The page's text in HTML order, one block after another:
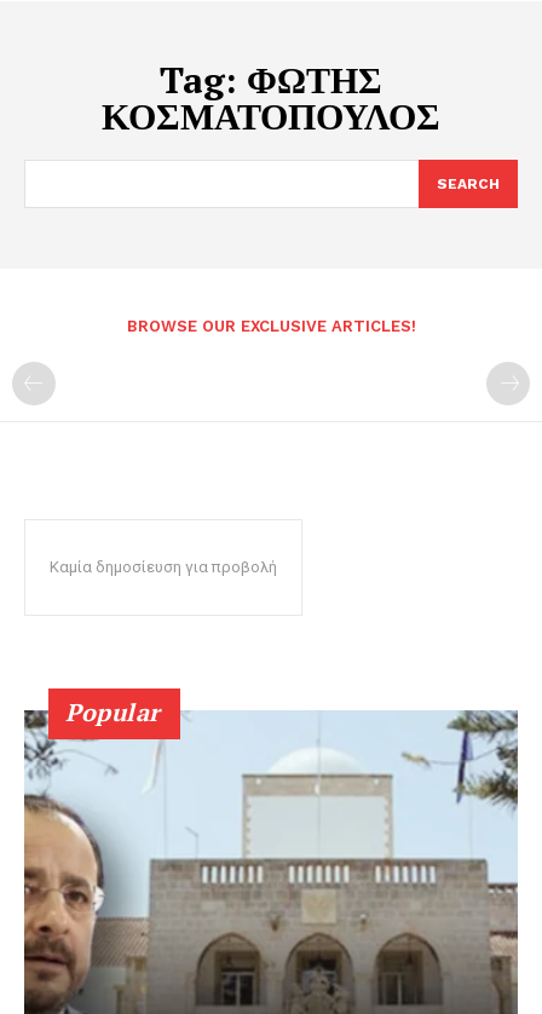
Tag: ΦΩΤΗΣ
ΚΟΣΜΑΤΟΠΟΥΛΟΣ
SEARCH
BROWSE OUR EXCLUSIVE ARTICLES!
Καμία δημοσίευση για προβολή
Popular